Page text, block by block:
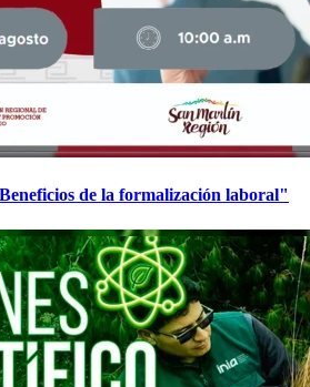
de la formalización laboral"